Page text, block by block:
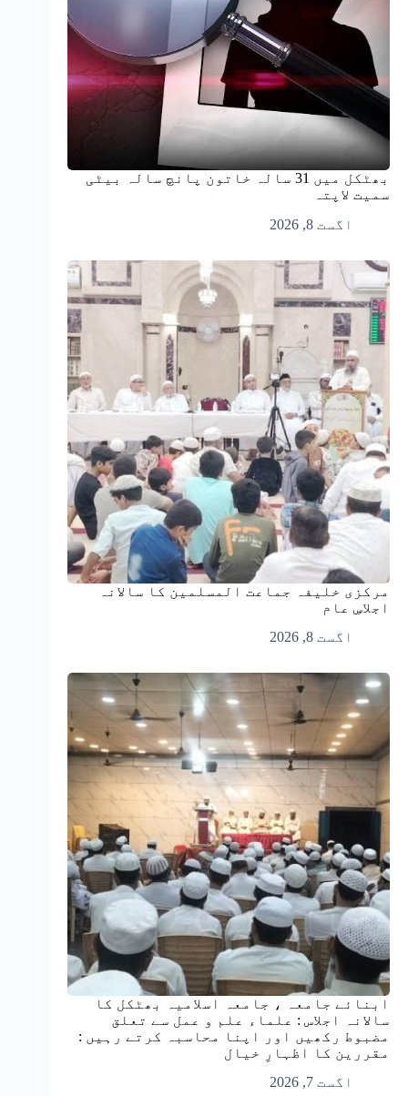
بھٹکل میں 31 سالہ خاتون پانچ سالہ بیٹی
سمیت لاپتہ
اگست 8, 2026
مرکزی خلیفہ جماعت المسلمین کا سالانہ
اجلاسِ عام
اگست 8, 2026
ابنائے جامعہ ، جامعہ اسلامیہ بھٹکل کا
سالانہ اجلاس : علماء علم و عمل سے تعلق
مضبوط رکھیں اور اپنا محاسبہ کرتے رہیں :
مقررین کا اظہارِ خیال
اگست 7, 2026